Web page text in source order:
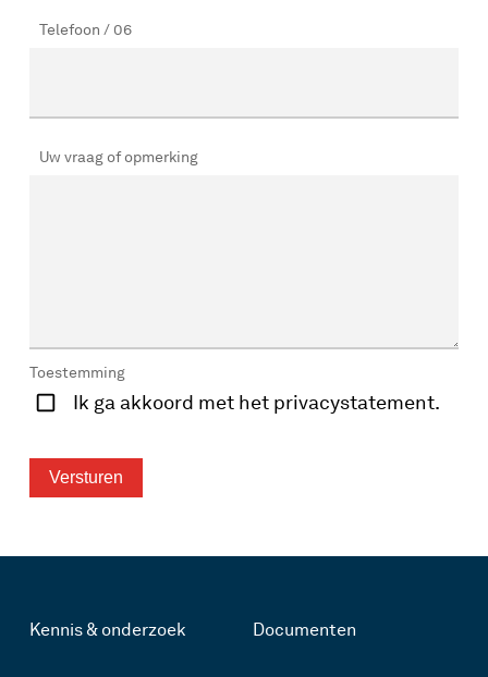
Telefoon / 06
Uw vraag of opmerking
Toestemming
Ik ga akkoord met het privacystatement.
Kennis & onderzoek Documenten